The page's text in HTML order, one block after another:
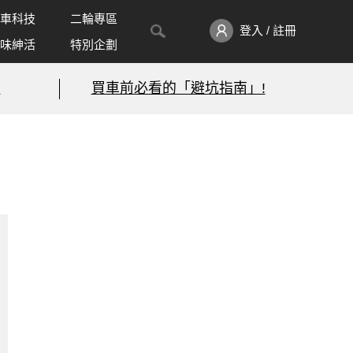
科技
二輪專區
紳活
特別企劃
登入 / 註冊
買車前必看的「避坑指南」!